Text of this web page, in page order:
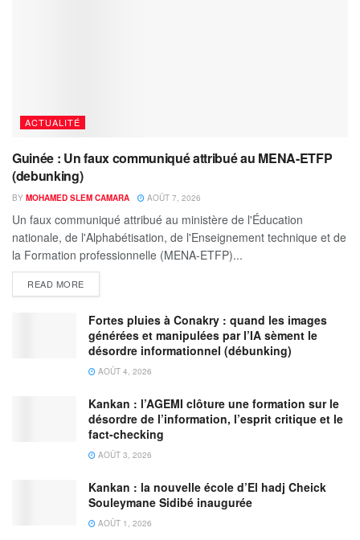
ACTUALITÉ
Guinée : Un faux communiqué attribué au MENA-ETFP
(debunking)
BY MOHAMED SLEM CAMARA AOÛT 7, 2026
Un faux communiqué attribué au ministère de l'Éducation
nationale, de l'Alphabétisation, de l'Enseignement technique et de
la Formation professionnelle (MENA-ETFP)...
READ MORE
Fortes pluies à Conakry : quand les images
générées et manipulées par l’IA sèment le
désordre informationnel (débunking)
AOÛT 4, 2026
Kankan : l’AGEMI clôture une formation sur le
désordre de l’information, l’esprit critique et le
fact-checking
AOÛT 3, 2026
Kankan : la nouvelle école d’El hadj Cheick
Souleymane Sidibé inaugurée
AOÛT 1, 2026